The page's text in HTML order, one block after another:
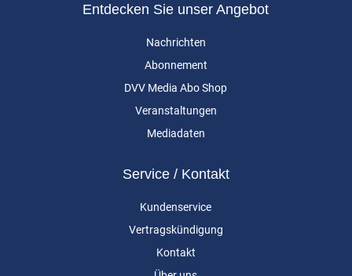
Entdecken Sie unser Angebot
Nachrichten
Abonnement
DVV Media Abo Shop
Veranstaltungen
Mediadaten
Service / Kontakt
Kundenservice
Vertragskündigung
Kontakt